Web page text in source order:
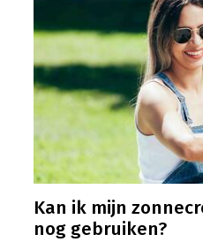
Kan ik mijn
nog gebruiken?